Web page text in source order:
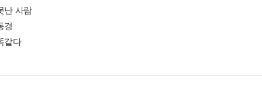
난 사람
경
같다